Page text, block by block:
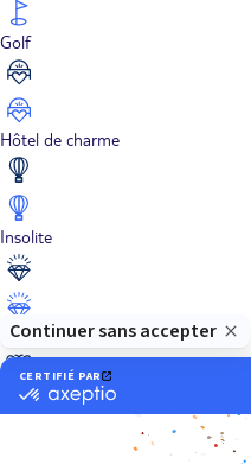
Golf
Hôtel de charme
Insolite
Luxe